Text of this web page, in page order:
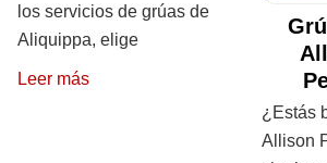
los servicios de grúas de
Aliquippa, elige
Leer más
¿Estás
Allison